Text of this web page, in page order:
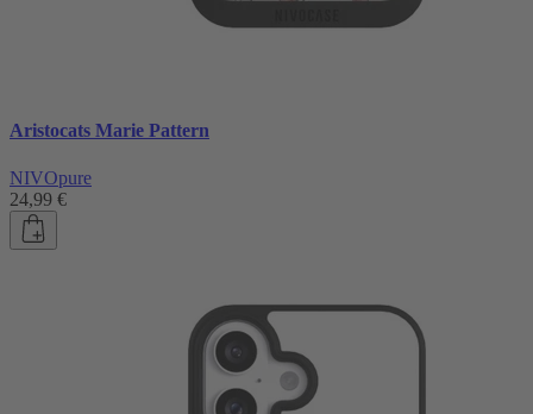
Aristocats Marie Pattern
NIVOpure
24,99 €